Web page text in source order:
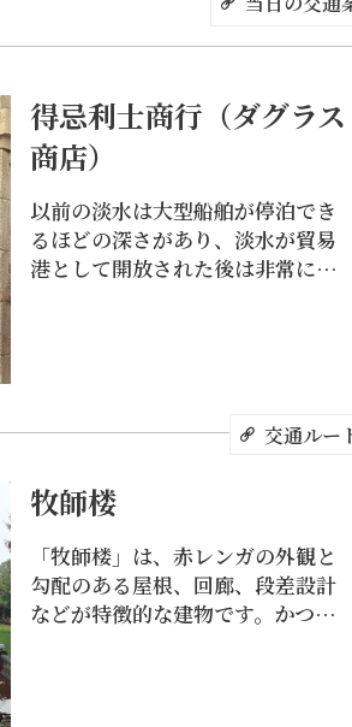
な商業港となり、多くの海外業者
る得忌利士洋行、徳記、和記、怡
。得忌利士洋行は国際貿易だけでな
国外海運事業を掌握し、それが開
得忌利士商行（ダグラス
商店）
以前の淡水は大型船舶が停泊でき
るほどの深さがあり、淡水が貿易
港として開放された後は非常に重
ラス洋行」は一般的な洋行の貿易
を主な業務としており、台湾航路
を30年に渡って独占していまし
た。淡水開港後のめざましい発展
を見てきたというだけでなく、マ
ッケイ博士が台湾に来る際に乗っ
交通ルー
牧師楼
「牧師楼」は、赤レンガの外観と
勾配のある屋根、回廊、段差設計
などが特徴的な建物です。かつて